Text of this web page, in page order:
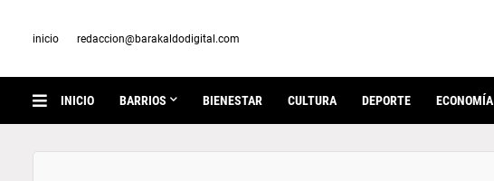
inicio redaccion@barakaldodigital.com
INICIO BARRIOS BIENESTAR CULTURA DEPORTE ECONOMÍA